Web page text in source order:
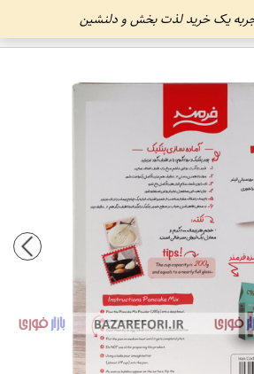
تجربه یک خرید لذت بخش و دلنشین